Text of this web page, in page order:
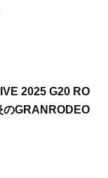
2025 G20 RO
GRANRODEO